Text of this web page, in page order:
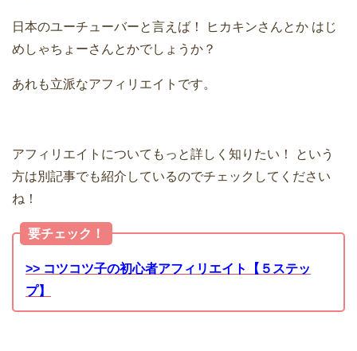
日本のユーチューバーと言えば！ ヒカキンさんとか はじ
めしゃちょーさんとかでしょうか？
あれも立派なアフィリエイトです。
アフィリエイトについてもっと詳しく知りたい！
という
方は別記事でも紹介しているのでチェックしてください
ね！
要チェック！
>> コツコツ子の初心者アフィリエイト【５ステッ
プ】